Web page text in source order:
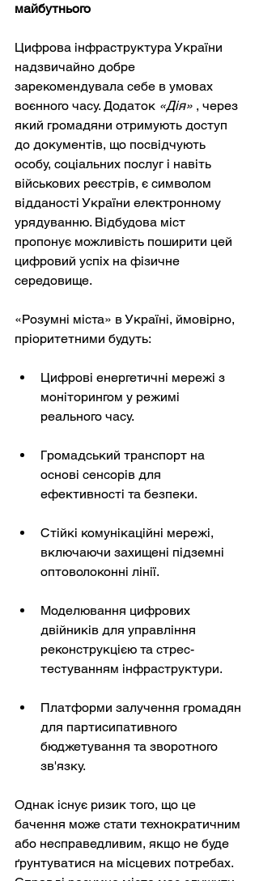
майбутнього
Цифрова інфраструктура України
надзвичайно добре
зарекомендувала себе в умовах
воєнного часу. Додаток «Дія» , через
який громадяни отримують доступ
до документів, що посвідчують
особу, соціальних послуг і навіть
військових реєстрів, є символом
відданості України електронному
урядуванню. Відбудова міст
пропонує можливість поширити цей
цифровий успіх на фізичне
середовище.
«Розумні міста» в Україні, ймовірно,
пріоритетними будуть:
Цифрові енергетичні мережі з
моніторингом у режимі
реального часу.
Громадський транспорт на
основі сенсорів для
ефективності та безпеки.
Стійкі комунікаційні мережі,
включаючи захищені підземні
оптоволоконні лінії.
Моделювання цифрових
двійників для управління
реконструкцією та стрес-
тестуванням інфраструктури.
Платформи залучення громадян
для партисипативного
бюджетування та зворотного
зв'язку.
Однак існує ризик того, що це
бачення може стати технократичним
або несправедливим, якщо не буде
ґрунтуватися на місцевих потребах.